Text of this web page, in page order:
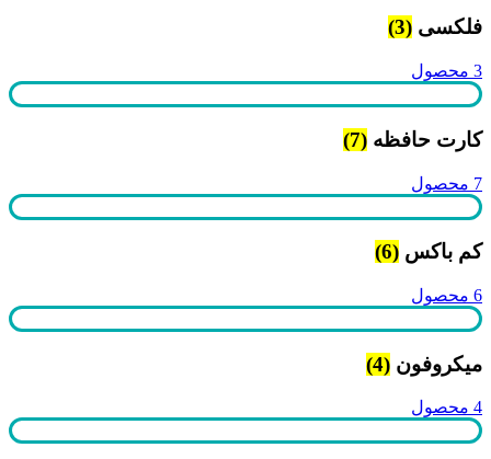
فلکسی (3)
3 محصول
کارت حافظه (7)
7 محصول
کم باکس (6)
6 محصول
میکروفون (4)
4 محصول